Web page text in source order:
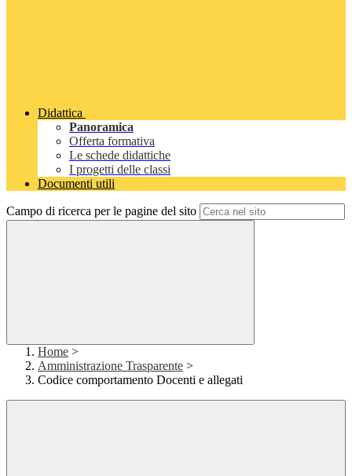
Didattica
Panoramica
Offerta formativa
Le schede didattiche
I progetti delle classi
Documenti utili
Campo di ricerca per le pagine del sito
Home >
Amministrazione Trasparente >
Codice comportamento Docenti e allegati